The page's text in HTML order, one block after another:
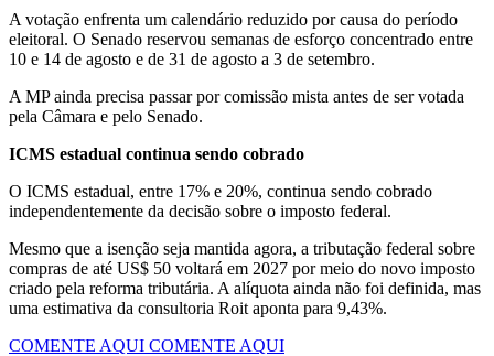
A votação enfrenta um calendário reduzido por causa do período
eleitoral. O Senado reservou semanas de esforço concentrado entre
10 e 14 de agosto e de 31 de agosto a 3 de setembro.
A MP ainda precisa passar por comissão mista antes de ser votada
pela Câmara e pelo Senado.
ICMS estadual continua sendo cobrado
O ICMS estadual, entre 17% e 20%, continua sendo cobrado
independentemente da decisão sobre o imposto federal.
Mesmo que a isenção seja mantida agora, a tributação federal sobre
compras de até US$ 50 voltará em 2027 por meio do novo imposto
criado pela reforma tributária. A alíquota ainda não foi definida, mas
uma estimativa da consultoria Roit aponta para 9,43%.
COMENTE AQUI COMENTE AQUI